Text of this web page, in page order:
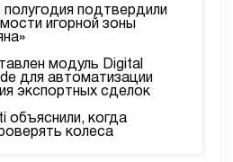
полугодия подтвердили
игорной зоны
модуль Digital
для автоматизации
экспортных сделок
объяснили, когда
колеса